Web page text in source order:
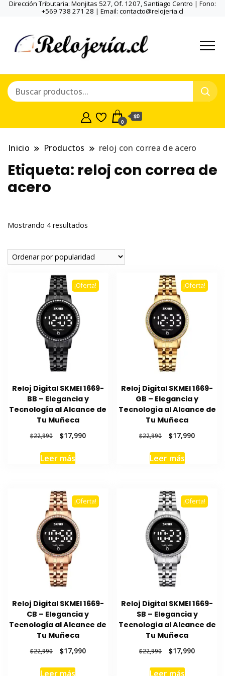
Dirección Tributaria: Monjitas 527, Of. 1207, Santiago Centro | Fono:
+569 738 271 28 | Email: contacto@relojeria.cl
0
$0
Inicio Productos reloj con correa de acero
Etiqueta: reloj con correa de
acero
Mostrando 4 resultados
popularidad
¡Oferta!
Reloj Digital SKMEI 1669-
BB – Elegancia y
Tecnología al Alcance de
Tu Muñeca
$22,990
original
era:
$17,990El
Leer más
¡Oferta!
Reloj Digital SKMEI 1669-
GB – Elegancia y
Tecnología al Alcance de
Tu Muñeca
$22,990
El
original
era:
$17,990El
Leer más
¡Oferta!
Reloj Digital SKMEI 1669-
CB – Elegancia y
Tecnología al Alcance de
Tu Muñeca
$22,990
original
$17,990El
Leer más
¡Oferta!
Reloj Digital SKMEI 1669-
SB – Elegancia y
Tecnología al Alcance de
Tu Muñeca
$22,990
El
original
$17,990El
Leer más